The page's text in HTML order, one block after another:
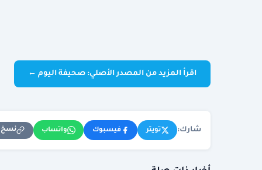
اقرأ المزيد من المصدر الأصلي: صحيفة اليوم ←
شارك: تويتر فيسبوك واتساب نسخ